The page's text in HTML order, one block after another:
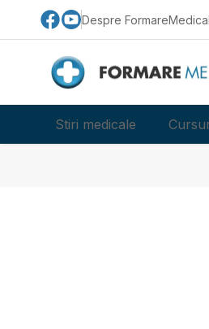
Despre
Stiri medicale